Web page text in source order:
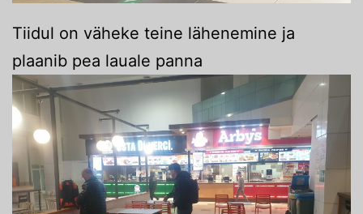
Tiidul on väheke teine lähenemine ja
plaanib pea lauale panna